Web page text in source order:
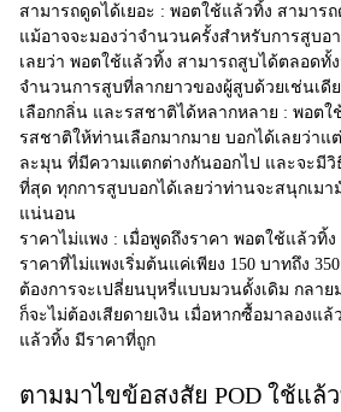
สามารถดูดได้เยอะ : พอตใช้แล้วทิ้ง สามาร
แม้อาจจะมองว่าจำนวนครั้งสำหรับการสูบอ
เลยว่า พอตใช้แล้วทิ้ง สามารถสูบได้ตลอดทั้
จำนวนการสูบที่ลากยาวของผู้สูบด้วยเช่นเดี
เลือกกลิ่น และรสชาติได้หลากหลาย : พอตใ
รสชาติให้ท่านเลือกมากมาย บอกได้เลยว่า
ละมุน ที่มีความแตกต่างกันออกไป และจะมี
ที่สุด ทุกการสูบบอกได้เลยว่าท่านจะสนุกเม
แน่นอน
ราคาไม่แพง : เมื่อพูดถึงราคา พอตใช้แล้วทิ้
ราคาที่ไม่แพงเริ่มต้นแค่เพียง 150 บาทถึง
ต้องการจะเปลี่ยนบุหรี่แบบมวนดั้งเดิม กลา
ก็จะไม่ต้องเสียดายเงิน เมื่อหากซื้อมาลองแล้
แล้วทิ้ง มีราคาที่ถูก
ตามมาไขข้อสงสัย POD ใช้แล้